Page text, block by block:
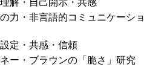
解・自己開示・共感
力・非言語的コミュニケーショ
定・共感・信頼
ー・ブラウンの「脆さ」研究